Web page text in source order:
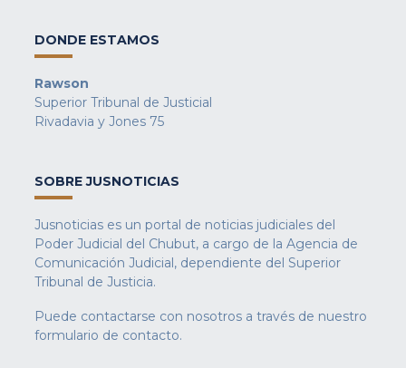
DONDE ESTAMOS
Rawson
Superior Tribunal de Justicial
Rivadavia y Jones 75
SOBRE JUSNOTICIAS
Jusnoticias es un portal de noticias judiciales del
Poder Judicial del Chubut, a cargo de la Agencia de
Comunicación Judicial, dependiente del Superior
Tribunal de Justicia.
Puede contactarse con nosotros a través de nuestro
formulario de contacto.